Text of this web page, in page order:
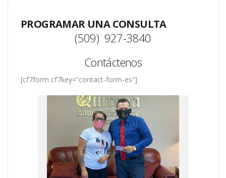
PROGRAMAR UNA CONSULTA
(509) 927-3840
Contáctenos
[cf7form cf7key=”contact-form-es”]